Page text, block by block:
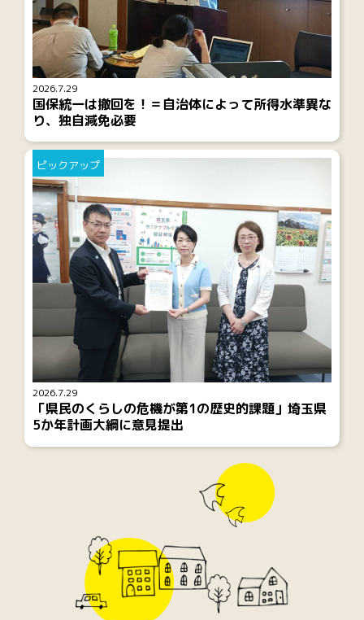
2026.7.29
国保統一は撤回を！＝自治体によって所得水準異な
り、独自減免必要
2026.7.29
ピックアップ
「県民のくらしの危機が第1の歴史的課題」埼玉県
5か年計画大綱に意見提出